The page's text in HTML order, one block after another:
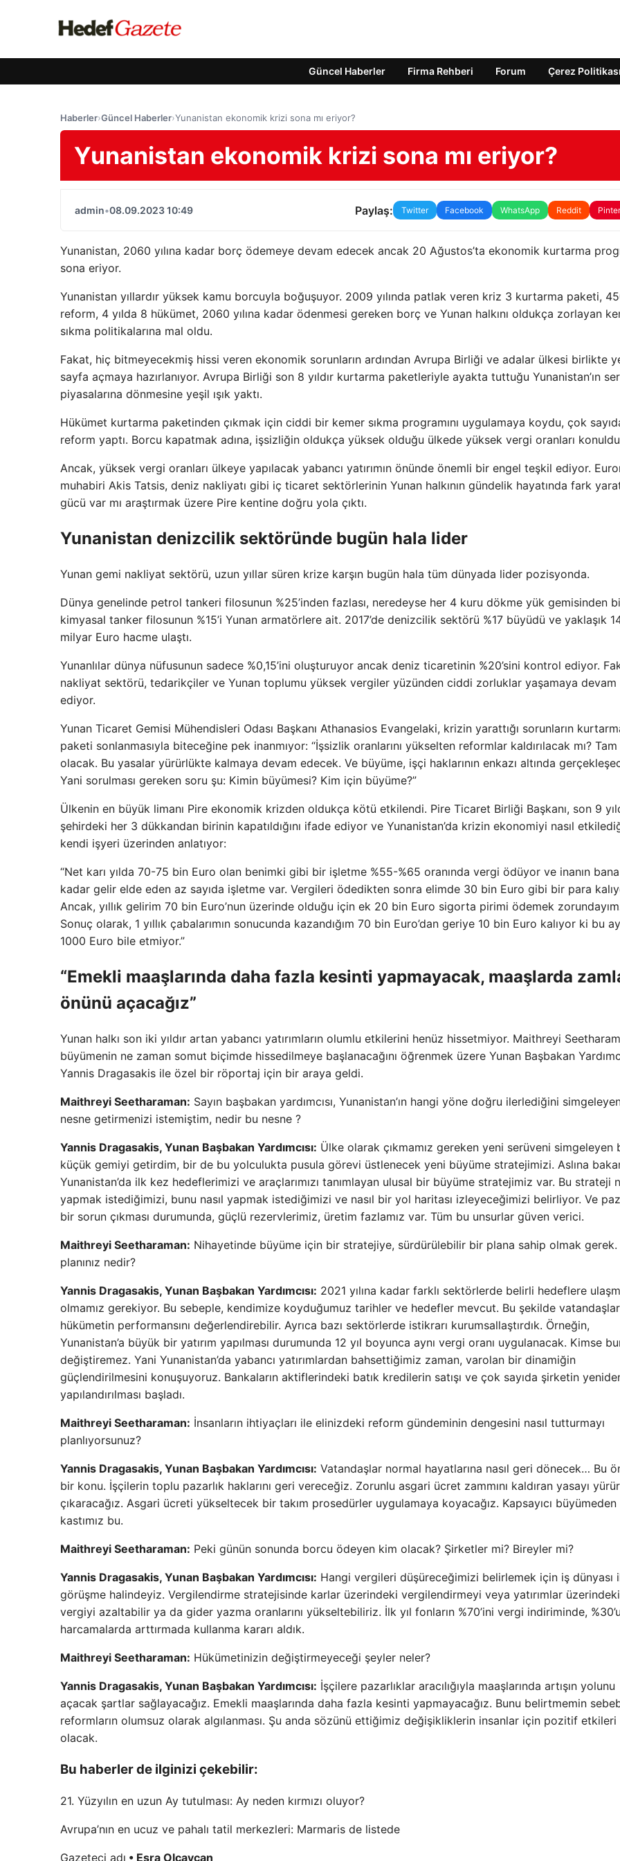
Güncel Haberler Firma Rehberi Forum Çerez Politikası
Haberler›Güncel Haberler›Yunanistan ekonomik krizi sona mı eriyor?
Yunanistan ekonomik krizi sona mı eriyor?
admin•08.09.2023 10:49 Paylaş: Twitter Facebook WhatsApp Reddit
Yunanistan, 2060 yılına kadar borç ödemeye devam edecek ancak 20 Ağustos’ta ekonomik kurtarma
sona eriyor.
Yunanistan yıllardır yüksek kamu borcuyla boğuşuyor. 2009 yılında patlak veren kriz 3 kurtarma paketi,
reform, 4 yılda 8 hükümet, 2060 yılına kadar ödenmesi gereken borç ve Yunan halkını oldukça zorlayan
sıkma politikalarına mal oldu.
Fakat, hiç bitmeyecekmiş hissi veren ekonomik sorunların ardından Avrupa Birliği ve adalar ülkesi birlikte
sayfa açmaya hazırlanıyor. Avrupa Birliği son 8 yıldır kurtarma paketleriyle ayakta tuttuğu Yunanistan’ın
piyasalarına dönmesine yeşil ışık yaktı.
Hükümet kurtarma paketinden çıkmak için ciddi bir kemer sıkma programını uygulamaya koydu, çok
reform yaptı. Borcu kapatmak adına, işsizliğin oldukça yüksek olduğu ülkede yüksek vergi oranları
Ancak, yüksek vergi oranları ülkeye yapılacak yabancı yatırımın önünde önemli bir engel teşkil ediyor.
muhabiri Akis Tatsis, deniz nakliyatı gibi iç ticaret sektörlerinin Yunan halkının gündelik hayatında fark
gücü var mı araştırmak üzere Pire kentine doğru yola çıktı.
Yunanistan denizcilik sektöründe bugün hala lider
Yunan gemi nakliyat sektörü, uzun yıllar süren krize karşın bugün hala tüm dünyada lider pozisyonda.
Dünya genelinde petrol tankeri filosunun %25’inden fazlası, neredeyse her 4 kuru dökme yük gemisinden
kimyasal tanker filosunun %15’i Yunan armatörlere ait. 2017’de denizcilik sektörü %17 büyüdü ve yaklaşık
milyar Euro hacme ulaştı.
Yunanlılar dünya nüfusunun sadece %0,15’ini oluşturuyor ancak deniz ticaretinin %20’sini kontrol ediyor.
nakliyat sektörü, tedarikçiler ve Yunan toplumu yüksek vergiler yüzünden ciddi zorluklar yaşamaya devam
ediyor.
Yunan Ticaret Gemisi Mühendisleri Odası Başkanı Athanasios Evangelaki, krizin yarattığı sorunların
paketi sonlanmasıyla biteceğine pek inanmıyor: “İşsizlik oranlarını yükselten reformlar kaldırılacak mı?
olacak. Bu yasalar yürürlükte kalmaya devam edecek. Ve büyüme, işçi haklarının enkazı altında
Yani sorulması gereken soru şu: Kimin büyümesi? Kim için büyüme?”
Ülkenin en büyük limanı Pire ekonomik krizden oldukça kötü etkilendi. Pire Ticaret Birliği Başkanı, son 9
şehirdeki her 3 dükkandan birinin kapatıldığını ifade ediyor ve Yunanistan’da krizin ekonomiyi nasıl
kendi işyeri üzerinden anlatıyor:
“Net karı yılda 70-75 bin Euro olan benimki gibi bir işletme %55-%65 oranında vergi ödüyor ve inanın
kadar gelir elde eden az sayıda işletme var. Vergileri ödedikten sonra elimde 30 bin Euro gibi bir para
Ancak, yıllık gelirim 70 bin Euro’nun üzerinde olduğu için ek 20 bin Euro sigorta pirimi ödemek
Sonuç olarak, 1 yıllık çabalarımın sonucunda kazandığım 70 bin Euro’dan geriye 10 bin Euro kalıyor ki bu
1000 Euro bile etmiyor.”
“Emekli maaşlarında daha fazla kesinti yapmayacak, maaşlarda
önünü açacağız”
Yunan halkı son iki yıldır artan yabancı yatırımların olumlu etkilerini henüz hissetmiyor. Maithreyi
büyümenin ne zaman somut biçimde hissedilmeye başlanacağını öğrenmek üzere Yunan Başbakan
Yannis Dragasakis ile özel bir röportaj için bir araya geldi.
Maithreyi Seetharaman: Sayın başbakan yardımcısı, Yunanistan’ın hangi yöne doğru ilerlediğini
nesne getirmenizi istemiştim, nedir bu nesne ?
Yannis Dragasakis, Yunan Başbakan Yardımcısı: Ülke olarak çıkmamız gereken yeni serüveni simgeleyen
küçük gemiyi getirdim, bir de bu yolculukta pusula görevi üstlenecek yeni büyüme stratejimizi. Aslına
Yunanistan’da ilk kez hedeflerimizi ve araçlarımızı tanımlayan ulusal bir büyüme stratejimiz var. Bu strateji
yapmak istediğimizi, bunu nasıl yapmak istediğimizi ve nasıl bir yol haritası izleyeceğimizi belirliyor. Ve
bir sorun çıkması durumunda, güçlü rezervlerimiz, üretim fazlamız var. Tüm bu unsurlar güven verici.
Maithreyi Seetharaman: Nihayetinde büyüme için bir stratejiye, sürdürülebilir bir plana sahip olmak gerek.
planınız nedir?
Yannis Dragasakis, Yunan Başbakan Yardımcısı: 2021 yılına kadar farklı sektörlerde belirli hedeflere
olmamız gerekiyor. Bu sebeple, kendimize koyduğumuz tarihler ve hedefler mevcut. Bu şekilde vatandaşlar
hükümetin performansını değerlendirebilir. Ayrıca bazı sektörlerde istikrarı kurumsallaştırdık. Örneğin,
Yunanistan’a büyük bir yatırım yapılması durumunda 12 yıl boyunca aynı vergi oranı uygulanacak. Kimse
değiştiremez. Yani Yunanistan’da yabancı yatırımlardan bahsettiğimiz zaman, varolan bir dinamiğin
güçlendirilmesini konuşuyoruz. Bankaların aktiflerindeki batık kredilerin satışı ve çok sayıda şirketin
yapılandırılması başladı.
Maithreyi Seetharaman: İnsanların ihtiyaçları ile elinizdeki reform gündeminin dengesini nasıl tutturmayı
planlıyorsunuz?
Yannis Dragasakis, Yunan Başbakan Yardımcısı: Vatandaşlar normal hayatlarına nasıl geri dönecek… Bu
bir konu. İşçilerin toplu pazarlık haklarını geri vereceğiz. Zorunlu asgari ücret zammını kaldıran yasayı
çıkaracağız. Asgari ücreti yükseltecek bir takım prosedürler uygulamaya koyacağız. Kapsayıcı büyümeden
kastımız bu.
Maithreyi Seetharaman: Peki günün sonunda borcu ödeyen kim olacak? Şirketler mi? Bireyler mi?
Yannis Dragasakis, Yunan Başbakan Yardımcısı: Hangi vergileri düşüreceğimizi belirlemek için iş dünyası
görüşme halindeyiz. Vergilendirme stratejisinde karlar üzerindeki vergilendirmeyi veya yatırımlar üzerindeki
vergiyi azaltabilir ya da gider yazma oranlarını yükseltebiliriz. İlk yıl fonların %70’ini vergi indiriminde,
harcamalarda arttırmada kullanma kararı aldık.
Maithreyi Seetharaman: Hükümetinizin değiştirmeyeceği şeyler neler?
Yannis Dragasakis, Yunan Başbakan Yardımcısı: İşçilere pazarlıklar aracılığıyla maaşlarında artışın yolunu
açacak şartlar sağlayacağız. Emekli maaşlarında daha fazla kesinti yapmayacağız. Bunu belirtmemin
reformların olumsuz olarak algılanması. Şu anda sözünü ettiğimiz değişikliklerin insanlar için pozitif etkileri
olacak.
Bu haberler de ilginizi çekebilir:
21. Yüzyılın en uzun Ay tutulması: Ay neden kırmızı oluyor?
Avrupa’nın en ucuz ve pahalı tatil merkezleri: Marmaris de listede
Gazeteci adı • Esra Olcaycan